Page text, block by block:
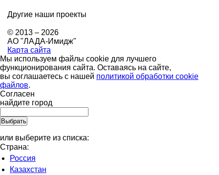
Другие наши проекты
© 2013 – 2026
АО "ЛАДА-Имидж"
Карта сайта
Мы используем файлы cookie для лучшего
функционирования сайта. Оставаясь на сайте,
вы соглашаетесь с нашей политикой обработки cookie
файлов.
Согласен
найдите город
или выберите из списка:
Страна:
Россия
Казахстан